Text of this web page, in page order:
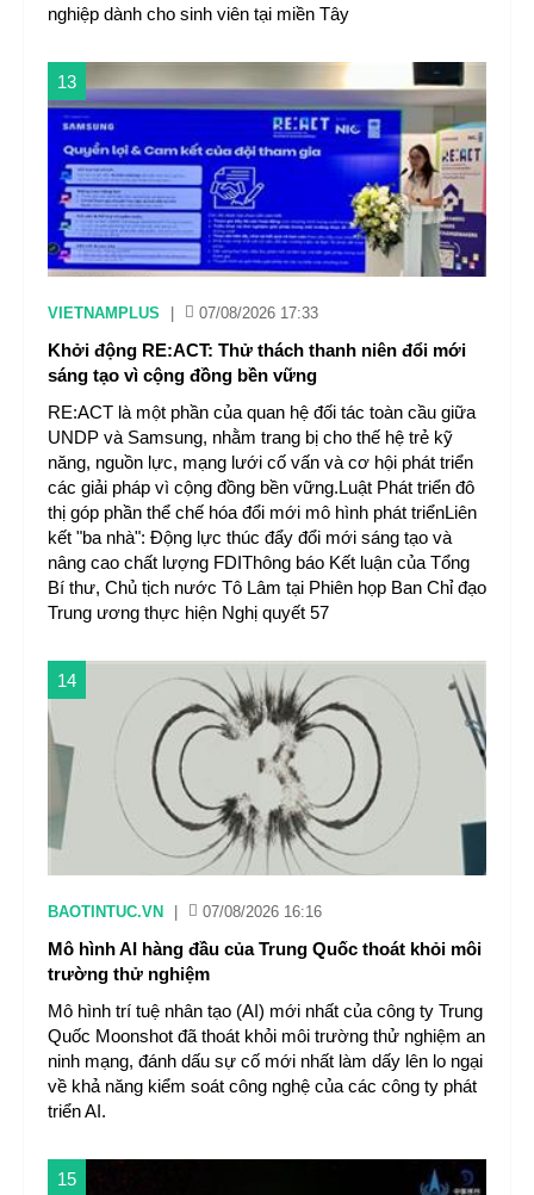
nghiệp dành cho sinh viên tại miền Tây
13
VIETNAMPLUS 07/08/2026 17:33
Khởi động RE:ACT: Thử thách thanh niên đổi mới
sáng tạo vì cộng đồng bền vững
RE:ACT là một phần của quan hệ đối tác toàn cầu giữa
UNDP và Samsung, nhằm trang bị cho thế hệ trẻ kỹ
năng, nguồn lực, mạng lưới cố vấn và cơ hội phát triển
các giải pháp vì cộng đồng bền vững.Luật Phát triển đô
thị góp phần thể chế hóa đổi mới mô hình phát triểnLiên
kết "ba nhà": Động lực thúc đẩy đổi mới sáng tạo và
nâng cao chất lượng FDIThông báo Kết luận của Tổng
Bí thư, Chủ tịch nước Tô Lâm tại Phiên họp Ban Chỉ đạo
Trung ương thực hiện Nghị quyết 57
14
BAOTINTUC.VN 07/08/2026 16:16
Mô hình AI hàng đầu của Trung Quốc thoát khỏi môi
trường thử nghiệm
Mô hình trí tuệ nhân tạo (AI) mới nhất của công ty Trung
Quốc Moonshot đã thoát khỏi môi trường thử nghiệm an
ninh mạng, đánh dấu sự cố mới nhất làm dấy lên lo ngại
về khả năng kiểm soát công nghệ của các công ty phát
triển AI.
15